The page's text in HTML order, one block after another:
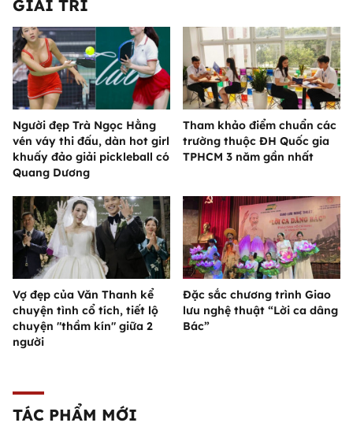
GIẢI TRÍ
Người đẹp Trà Ngọc Hằng
vén váy thi đấu, dàn hot girl
khuấy đảo giải pickleball có
Quang Dương
Tham khảo điểm chuẩn các
trường thuộc ĐH Quốc gia
TPHCM 3 năm gần nhất
Vợ đẹp của Văn Thanh kể
chuyện tình cổ tích, tiết lộ
chuyện "thầm kín" giữa 2
người
Đặc sắc chương trình Giao
lưu nghệ thuật “Lời ca dâng
Bác”
TÁC PHẨM MỚI